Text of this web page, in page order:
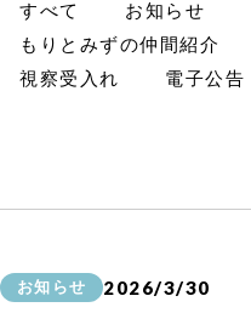
すべて お知らせ
もりとみずの仲間紹介
視察受入れ
電子公告
お知らせ 2026/3/30